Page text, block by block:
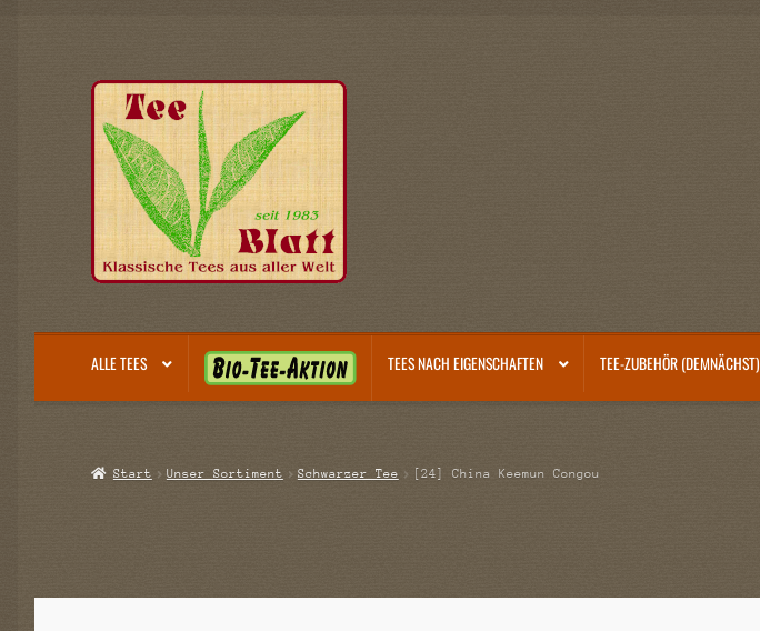
Zur
Navigation
springen
Zum
Inhalt
springen
ALLE TEES
B
I
E
TEES NACH EIGENSCHAFTEN TEE-ZUBEHÖR (DEMNÄCHST)
Start Unser Sortiment Schwarzer Tee [24] China Keemun Congou